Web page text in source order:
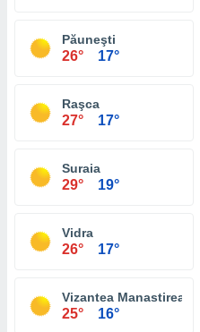
Păuneşti
26° 17°
Raşca
27° 17°
Suraia
29° 19°
Vidra
26° 17°
Vizantea Manastireasca
25° 16°